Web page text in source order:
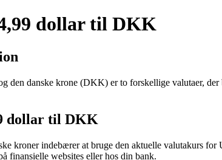
dollar til DKK
den danske krone (DKK) er to forskellige valutaer,
dollar til DKK
kroner indebærer at bruge den aktuelle valutakurs
finansielle websites eller hos din bank.